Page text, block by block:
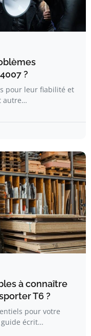
?
pour leur fiabilité et
autre…
à connaître
T6 ?
pour votre
guide écrit…